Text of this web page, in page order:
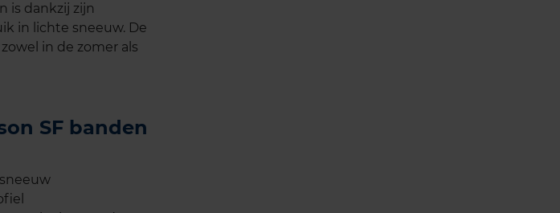
is dankzij zijn
in lichte sneeuw. De
in de zomer als
SF banden